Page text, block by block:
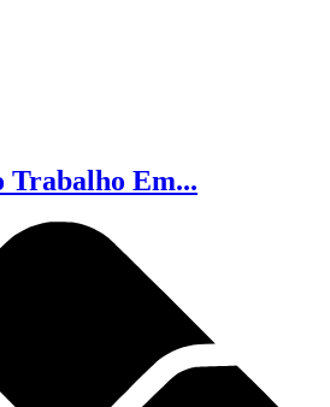
Trabalho Em...